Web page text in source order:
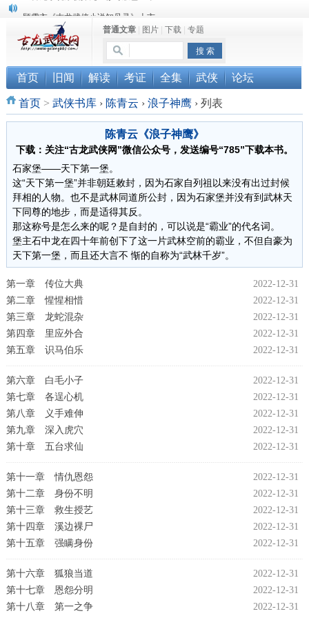
顾雪衣《古龙武侠小说知见录》上市
“武侠书库”查缺补漏活动圆满结束
普通文章| 图片| 下载| 专题
首页 旧闻 解读 考证 全集 武侠 论坛
首页> 武侠书库 › 陈青云 › 浪子神鹰 ›列表
陈青云《浪子神鹰》
下载：关注“古龙武侠网”微信公众号，发送编号“785”下载本书。
石家堡——天下第一堡。
这“天下第一堡”并非朝廷敕封，因为石家自列祖以来没有出过封候
拜相的人物。也不是武林同道所公封，因为石家堡并没有到武林天
下同尊的地步，而是适得其反。
那这称号是怎么来的呢？是自封的，可以说是“霸业”的代名词。
堡主石中龙在四十年前创下了这一片武林空前的霸业，不但自豪为
天下第一堡，而且还大言不 惭的自称为“武林千岁”。
2022-12-31
第一章 传位大典
2022-12-31
第二章 惺惺相惜
2022-12-31
第三章 龙蛇混杂
2022-12-31
第四章 里应外合
2022-12-31
第五章 识马伯乐
2022-12-31
第六章 白毛小子
2022-12-31
第七章 各逞心机
2022-12-31
第八章 义手难伸
2022-12-31
第九章 深入虎穴
2022-12-31
第十章 五台求仙
2022-12-31
第十一章 情仇恩怨
2022-12-31
第十二章 身份不明
2022-12-31
第十三章 救生授艺
2022-12-31
第十四章 溪边裸尸
2022-12-31
第十五章 强瞒身份
2022-12-31
第十六章 狐狼当道
2022-12-31
第十七章 恩怨分明
2022-12-31
第十八章 第一之争